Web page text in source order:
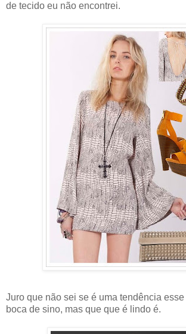
de tecido eu não encontrei.
Juro que não sei se é uma tendência
boca de sino, mas que que é lindo é.